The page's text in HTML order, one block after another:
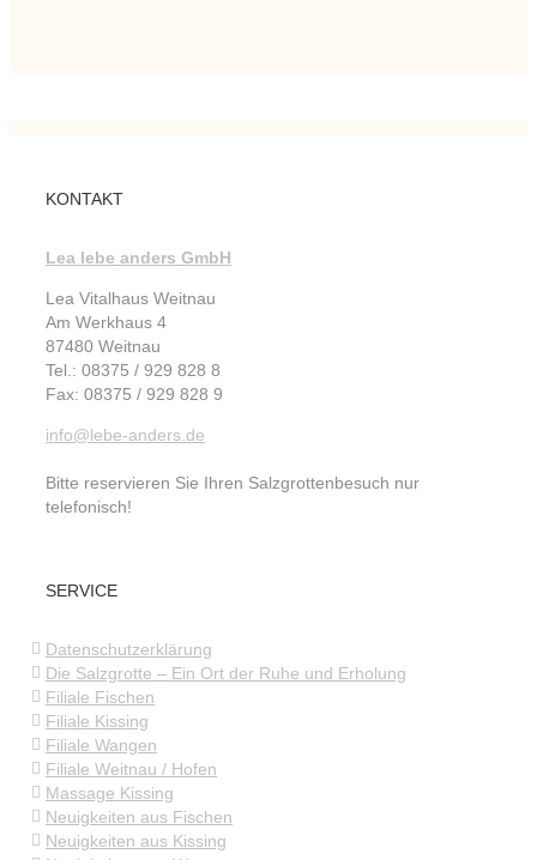
KONTAKT
Lea lebe anders GmbH
Lea Vitalhaus Weitnau
Am Werkhaus 4
87480 Weitnau
Tel.: 08375 / 929 828 8
Fax: 08375 / 929 828 9
info@lebe-anders.de
Bitte reservieren Sie Ihren Salzgrottenbesuch nur
telefonisch!
SERVICE
Datenschutzerklärung
Die Salzgrotte – Ein Ort der Ruhe und Erholung
Filiale Fischen
Filiale Kissing
Filiale Wangen
Filiale Weitnau / Hofen
Massage Kissing
Neuigkeiten aus Fischen
Neuigkeiten aus Kissing